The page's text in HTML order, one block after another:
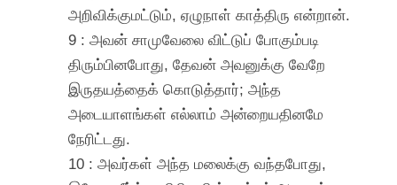
அறிவிக்குமட்டும், ஏழுநாள் காத்திரு என்றான்.
9 : அவன் சாமுவேலை விட்டுப் போகும்படி
திரும்பினபோது, தேவன் அவனுக்கு வேறே
இருதயத்தைக் கொடுத்தார்; அந்த
அடையாளங்கள் எல்லாம் அன்றையதினமே
நேரிட்டது.
10 : அவர்கள் அந்த மலைக்கு வந்தபோது,